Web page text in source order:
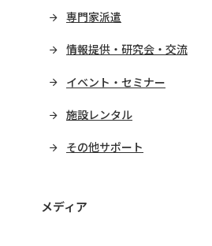
専門家派遣
情報提供・研究会・交流
イベント・セミナー
施設レンタル
その他サポート
メディア